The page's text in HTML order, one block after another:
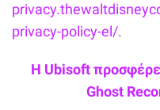
privacy-policy-el/.
Η Ubisoft
Ghost